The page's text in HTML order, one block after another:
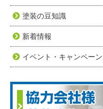
塗装の豆知識
新着情報
イベント・キャンペーン